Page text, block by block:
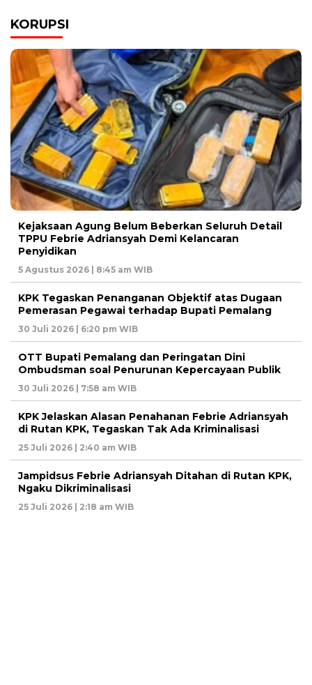
KORUPSI
Kejaksaan Agung Belum Beberkan Seluruh Detail
TPPU Febrie Adriansyah Demi Kelancaran
Penyidikan
5 Agustus 2026 | 8:45 am WIB
KPK Tegaskan Penanganan Objektif atas Dugaan
Pemerasan Pegawai terhadap Bupati Pemalang
30 Juli 2026 | 6:20 pm WIB
OTT Bupati Pemalang dan Peringatan Dini
Ombudsman soal Penurunan Kepercayaan Publik
30 Juli 2026 | 7:58 am WIB
KPK Jelaskan Alasan Penahanan Febrie Adriansyah
di Rutan KPK, Tegaskan Tak Ada Kriminalisasi
25 Juli 2026 | 2:40 am WIB
Jampidsus Febrie Adriansyah Ditahan di Rutan KPK,
Ngaku Dikriminalisasi
25 Juli 2026 | 2:18 am WIB